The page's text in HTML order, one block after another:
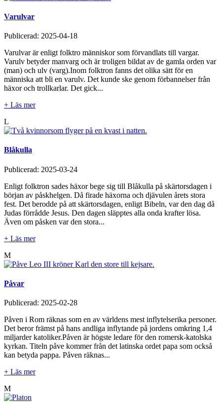
Varulvar
Publicerad: 2025-04-18
Varulvar är enligt folktro människor som förvandlats till vargar.
Varulv betyder manvarg och är troligen bildat av de gamla orden var
(man) och ulv (varg).Inom folktron fanns det olika sätt för en
människa att bli en varulv. Det kunde ske genom förbannelser från
häxor och trollkarlar. Det gick...
+ Läs mer
L
Blåkulla
Publicerad: 2025-03-24
Enligt folktron sades häxor bege sig till Blåkulla på skärtorsdagen i
början av påskhelgen. Då firade häxorna och djävulen årets stora
fest. Det berodde på att skärtorsdagen, enligt Bibeln, var den dag då
Judas förrådde Jesus. Den dagen släpptes alla onda krafter lösa.
Även om påsken var den stora...
+ Läs mer
M
Påvar
Publicerad: 2025-02-28
Påven i Rom räknas som en av världens mest inflytelserika personer.
Det beror främst på hans andliga inflytande på jordens omkring 1,4
miljarder katoliker.Påven är högste ledare för den romersk-katolska
kyrkan. Titeln påve kommer från det latinska ordet papa som också
kan betyda pappa. Påven räknas...
+ Läs mer
M